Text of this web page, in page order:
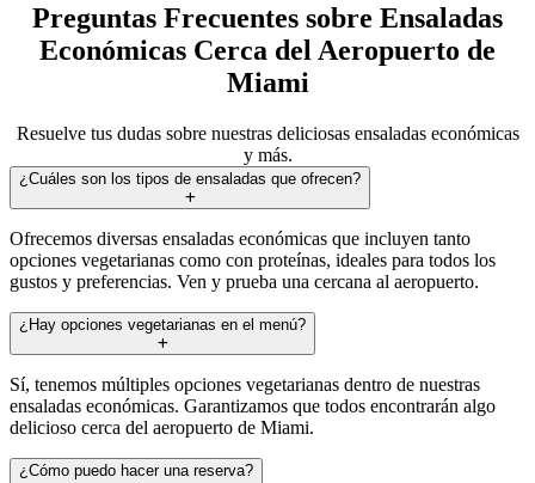
Preguntas Frecuentes sobre Ensaladas
Económicas Cerca del Aeropuerto de
Miami
Resuelve tus dudas sobre nuestras deliciosas ensaladas económicas
y más.
¿Cuáles son los tipos de ensaladas que ofrecen?
Ofrecemos diversas ensaladas económicas que incluyen tanto
opciones vegetarianas como con proteínas, ideales para todos los
gustos y preferencias. Ven y prueba una cercana al aeropuerto.
¿Hay opciones vegetarianas en el menú?
Sí, tenemos múltiples opciones vegetarianas dentro de nuestras
ensaladas económicas. Garantizamos que todos encontrarán algo
delicioso cerca del aeropuerto de Miami.
¿Cómo puedo hacer una reserva?